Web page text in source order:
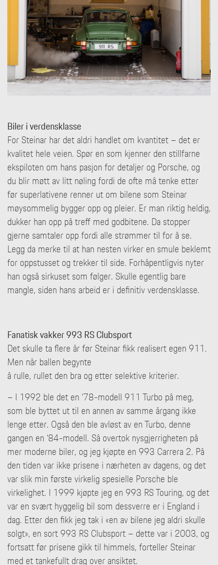
Biler i verdensklasse
For Steinar har det aldri handlet om kvantitet – det er
kvalitet hele veien. Spør en som kjenner den stillfarne
ekspiloten om hans pasjon for detaljer og Porsche, og
du blir møtt av litt nøling fordi de ofte må tenke etter
før superlativene renner ut om bilene som Steinar
møysommelig bygger opp og pleier. Er man riktig heldig,
dukker han opp på treff med godbitene. Da stopper
gjerne samtaler opp fordi alle strømmer til for å se.
Legg da merke til at han nesten virker en smule beklemt
for oppstusset og trekker til side. Forhåpentligvis nyter
han også sirkuset som følger. Skulle egentlig bare
mangle, siden hans arbeid er i definitiv verdensklasse.
Fanatisk vakker 993 RS Clubsport
Det skulle ta flere år før Steinar fikk realisert egen 911.
Men når ballen begynte
å rulle, rullet den bra og etter selektive kriterier.
– I 1992 ble det en ‘78-modell 911 Turbo på meg,
som ble byttet ut til en annen av samme årgang ikke
lenge etter. Også den ble avløst av en Turbo, denne
gangen en ‘84-modell. Så overtok nysgjerrigheten på
mer moderne biler, og jeg kjøpte en 993 Carrera 2. På
den tiden var ikke prisene i nærheten av dagens, og det
var slik min første virkelig spesielle Porsche ble
virkelighet. I 1999 kjøpte jeg en 993 RS Touring, og det
var en svært hyggelig bil som dessverre er i England i
dag. Etter den fikk jeg tak i «en av bilene jeg aldri skulle
solgt», en sort 993 RS Clubsport – dette var i 2003, og
fortsatt før prisene gikk til himmels, forteller Steinar
med et tankefullt drag over ansiktet.